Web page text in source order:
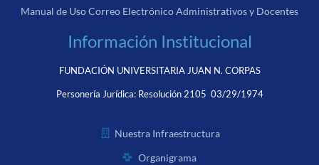
Manual de Uso Correo Electrónico Administrativos y Docentes
Información Institucional
FUNDACIÓN UNIVERSITARIA JUAN N. CORPAS
Personería Jurídica: Resolución 2105 03/29/1974
Nuestra Infraestructura
Organigrama